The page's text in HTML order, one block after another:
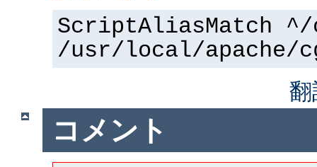
ScriptAliasMatch
/usr/local/apache/
コメント